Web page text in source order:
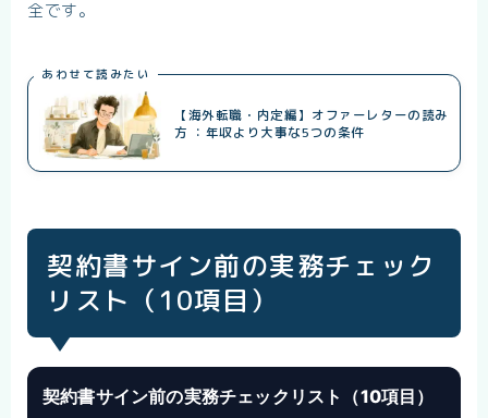
全です。
あわせて読みたい
【海外転職・内定編】オファーレターの読み
方 ：年収より大事な5つの条件
契約書サイン前の実務チェック
リスト（10項目）
契約書サイン前の実務チェックリスト（10項目）